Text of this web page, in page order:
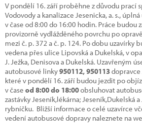
V pondělí 16. září proběhne z důvodu prací
Vodovody a kanalizace Jesenicka, a. s.,
v čase od 8:00 do 16:00 hodin. Práce budou
provizorně vydlážděného povrchu po
mezi č. p. 372 a č. p. 124. Po dobu uzavírky
vedena přes ulice Lipovská a Dukelská, v
J. Ježka, Denisova a Dukelská. Uzavřeným
autobusové linky950112, 950113dopravce
které v pondělí 16. září budou jezdit po
v čase od 8:00 do 18:00obsluhovat
zastávky Jeseník,lékárna; Jeseník,Dukelská
rybníčku. Bližší informace o celé uzavírce
vedení autobusové dopravy naleznete na